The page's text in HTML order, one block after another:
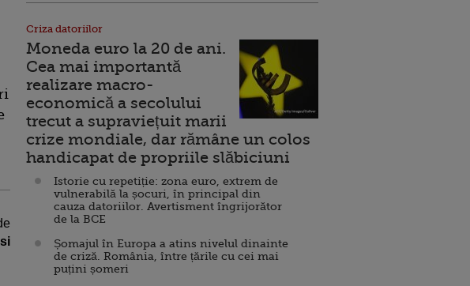
Criza datoriilor
Moneda euro la 20 de ani.
Cea mai importantă
realizare macro-
economică a secolului
trecut a supraviețuit marii
crize mondiale, dar rămâne un colos
handicapat de propriile slăbiciuni
Istorie cu repetiție: zona euro, extrem de
vulnerabilă la șocuri, în principal din
cauza datoriilor. Avertisment îngrijorător
de la BCE
Șomajul în Europa a atins nivelul dinainte
de criză. România, între țările cu cei mai
puțini șomeri